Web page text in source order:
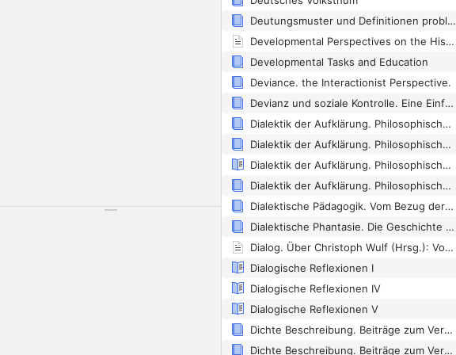
Deutungsmuster und Definitionen problematischer Lebenssituationen von Jugendlichen. Bericht über eine methodologische Vorstudie zum geplanten Projekt "Subjektive Strukturierung und soziale Organisation von Problemsituationen und deren Lösungsmöglichkeiten bei 14-jährigen Jugendlichen"
Developmental Perspectives on the History of Childhood
Developmental Tasks and Education
Deviance. the Interactionist Perspective.
Devianz und soziale Kontrolle. Eine Einführung in die Soziologie abweichenden Verhaltens
Dialektik der Aufklärung. Philosophische Fragmente
Dialektik der Aufklärung. Philosophische Fragmente
Dialektik der Aufklärung. Philosophische Fragmente
Dialektik der Aufklärung. Philosophische Fragmente
Dialektische Pädagogik. Vom Bezug der Erziehungswissenschaft zur Praxis
Dialektische Phantasie. Die Geschichte der Frankfurter Schule und des Instituts für Sozialforschung 1923–1950
Dialog. Über Christoph Wulf (Hrsg.): Vom Menschen. Handbuch Historische Anthropologie. Weinheim/Basel: Beltz 1997. 1160 S. Preis: 98,00 DM
Dialogische Reflexionen I
Dialogische Reflexionen IV
Dialogische Reflexionen V
Dichte Beschreibung. Beiträge zum Verstehen kultureller Systeme
Dichte Beschreibung. Beiträge zum Verstehen kultureller Systeme